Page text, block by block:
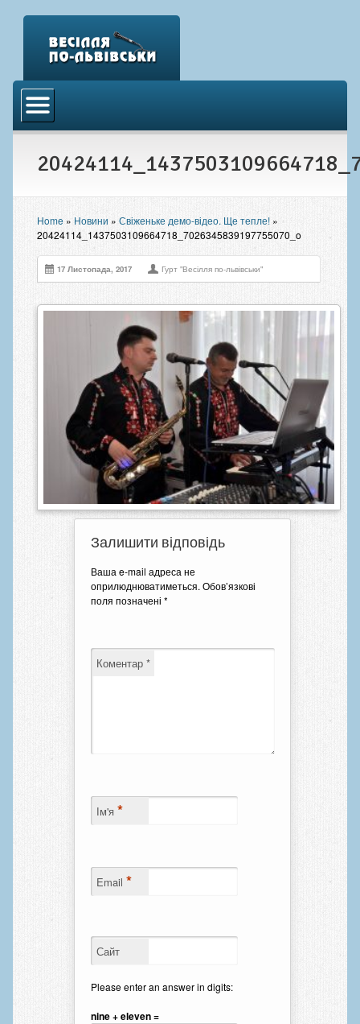
Аудіо
Новини
Контакти
Home» Новини » Свіженьке демо-відео. Ще тепле!»
20424114_1437503109664718_7026345839197755070_o
17 Листопада, 2017 Гурт "Весілля по-львівськи"
Залишити відповідь
Ваша e-mail адреса не
оприлюднюватиметься. Обов’язкові
поля позначені *
Коментар *
Ім'я *
Email *
Сайт
Please enter an answer in digits:
nine + eleven =